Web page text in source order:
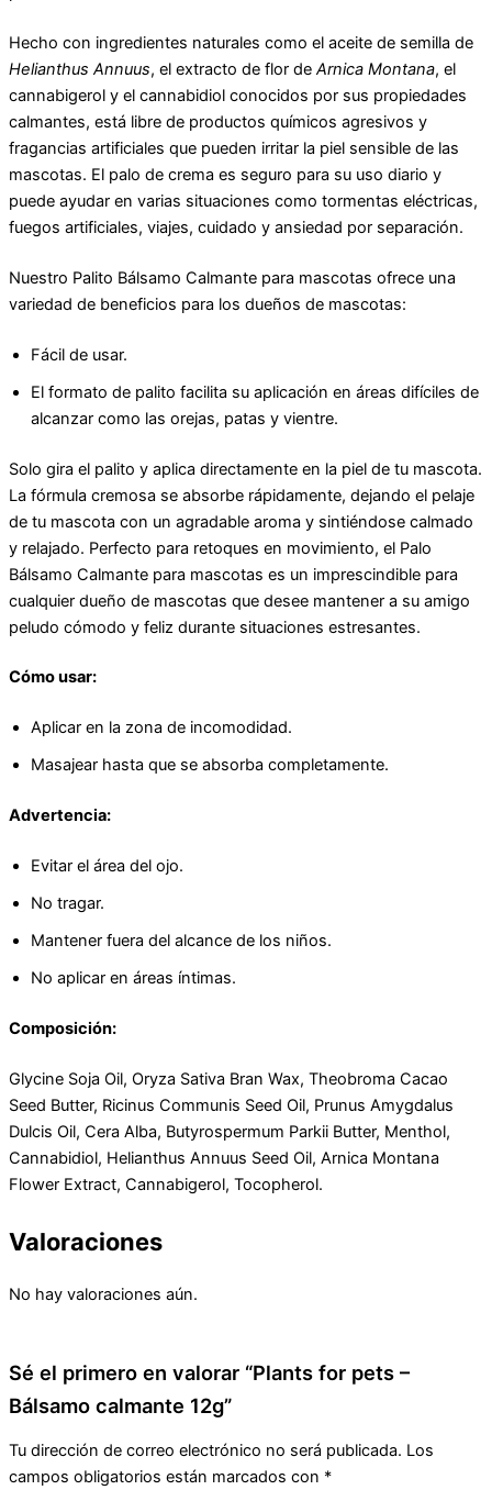
Hecho con ingredientes naturales como el aceite de semilla de
Helianthus Annuus, el extracto de flor de Arnica Montana, el
cannabigerol y el cannabidiol conocidos por sus propiedades
calmantes, está libre de productos químicos agresivos y
fragancias artificiales que pueden irritar la piel sensible de las
mascotas. El palo de crema es seguro para su uso diario y
puede ayudar en varias situaciones como tormentas eléctricas,
fuegos artificiales, viajes, cuidado y ansiedad por separación.
Nuestro Palito Bálsamo Calmante para mascotas ofrece una
variedad de beneficios para los dueños de mascotas:
Fácil de usar.
El formato de palito facilita su aplicación en áreas difíciles de
alcanzar como las orejas, patas y vientre.
Solo gira el palito y aplica directamente en la piel de tu mascota.
La fórmula cremosa se absorbe rápidamente, dejando el pelaje
de tu mascota con un agradable aroma y sintiéndose calmado
y relajado. Perfecto para retoques en movimiento, el Palo
Bálsamo Calmante para mascotas es un imprescindible para
cualquier dueño de mascotas que desee mantener a su amigo
peludo cómodo y feliz durante situaciones estresantes.
Cómo usar:
Aplicar en la zona de incomodidad.
Masajear hasta que se absorba completamente.
Advertencia:
Evitar el área del ojo.
No tragar.
Mantener fuera del alcance de los niños.
No aplicar en áreas íntimas.
Composición:
Glycine Soja Oil, Oryza Sativa Bran Wax, Theobroma Cacao
Seed Butter, Ricinus Communis Seed Oil, Prunus Amygdalus
Dulcis Oil, Cera Alba, Butyrospermum Parkii Butter, Menthol,
Cannabidiol, Helianthus Annuus Seed Oil, Arnica Montana
Flower Extract, Cannabigerol, Tocopherol.
Valoraciones
No hay valoraciones aún.
Sé el primero en valorar “Plants for pets –
Bálsamo calmante 12g”
Tu dirección de correo electrónico no será publicada. Los
campos obligatorios están marcados con *